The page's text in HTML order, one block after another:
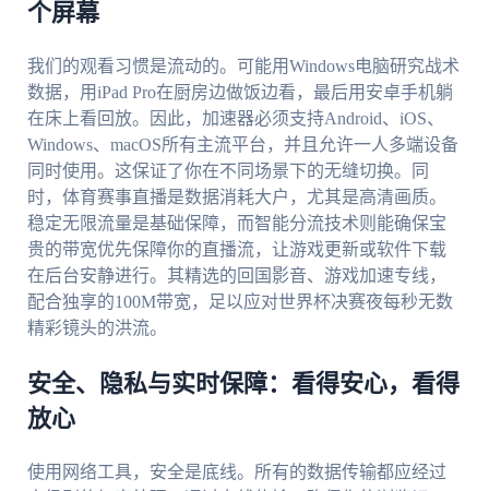
个屏幕
我们的观看习惯是流动的。可能用Windows电脑研究战术
数据，用iPad Pro在厨房边做饭边看，最后用安卓手机躺
在床上看回放。因此，加速器必须支持Android、iOS、
Windows、macOS所有主流平台，并且允许一人多端设备
同时使用。这保证了你在不同场景下的无缝切换。同
时，体育赛事直播是数据消耗大户，尤其是高清画质。
稳定无限流量是基础保障，而智能分流技术则能确保宝
贵的带宽优先保障你的直播流，让游戏更新或软件下载
在后台安静进行。其精选的回国影音、游戏加速专线，
配合独享的100M带宽，足以应对世界杯决赛夜每秒无数
精彩镜头的洪流。
安全、隐私与实时保障：看得安心，看得
放心
使用网络工具，安全是底线。所有的数据传输都应经过